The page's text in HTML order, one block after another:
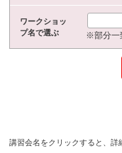
ワークショッ
プ名で選ぶ
※部分一
講習会名をクリックすると、詳